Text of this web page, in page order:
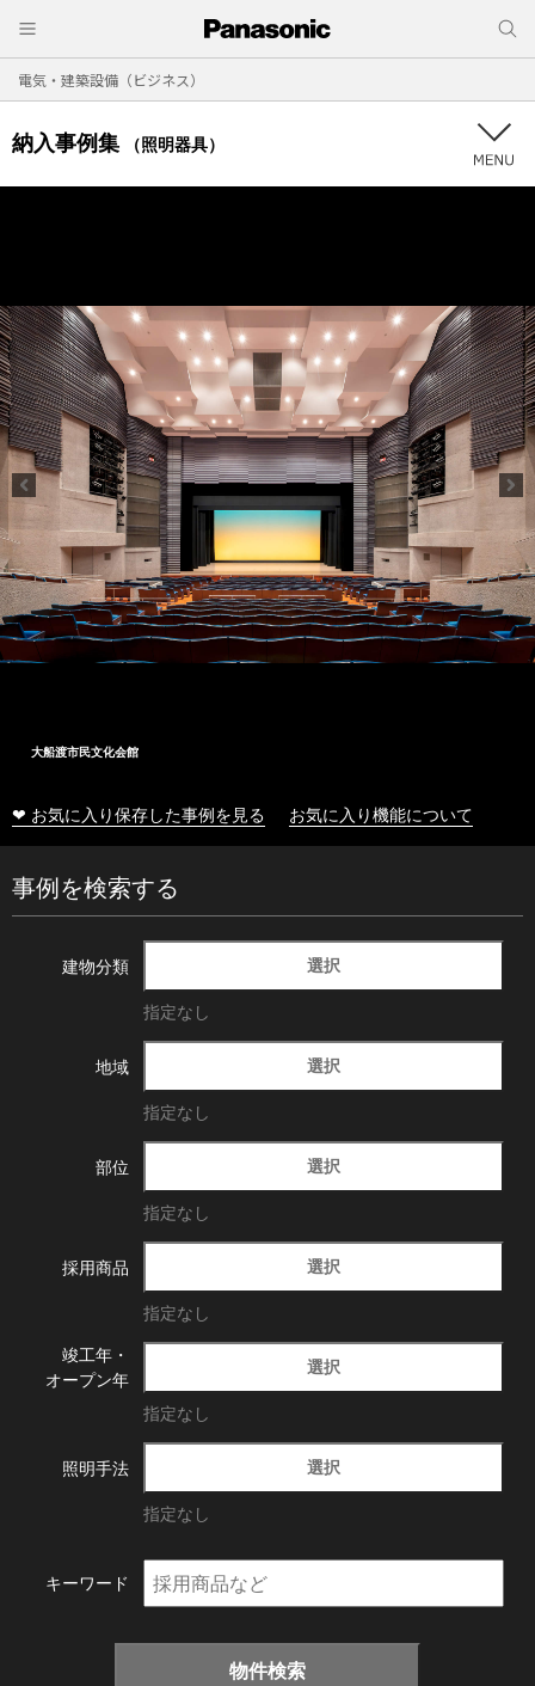
電気・建築設備（ビジネス）
納入事例集 （照明器具）
大船渡市民文化会館
❤ お気に入り保存した事例を見る お気に入り機能について
事例を検索する
建物分類 選択
指定なし
地域 選択
指定なし
部位 選択
指定なし
採用商品 選択
指定なし
竣工年・
オープン年
選択
指定なし
照明手法 選択
指定なし
キーワード
物件検索